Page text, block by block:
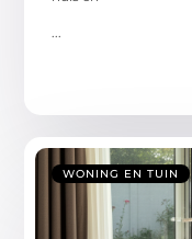
WONING EN TUIN